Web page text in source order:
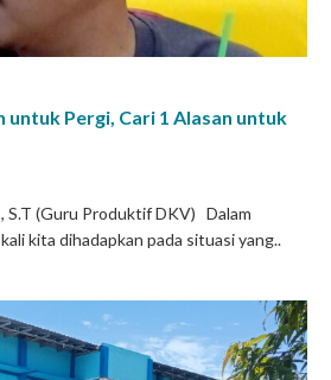
untuk Pergi, Cari 1 Alasan untuk
S.T (Guru Produktif DKV) Dalam
kita dihadapkan pada situasi yang..